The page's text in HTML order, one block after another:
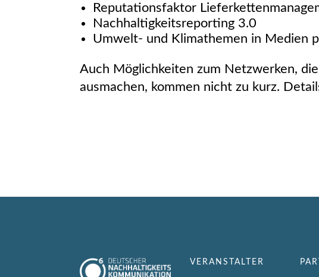
Reputationsfaktor
Nachhaltigkeitsreporting 3.0
Umwelt- und Klimathemen in Medien
Auch Möglichkeiten zum Netzwerken,
ausmachen, kommen nicht zu kurz.
VERANSTALTER